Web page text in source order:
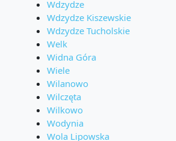
Wdzydze
Wdzydze Kiszewskie
Wdzydze Tucholskie
Welk
Widna Góra
Wiele
Wilanowo
Wilczęta
Wilkowo
Wodynia
Wola Lipowska